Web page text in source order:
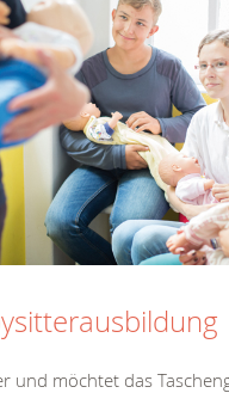
und möchtet das